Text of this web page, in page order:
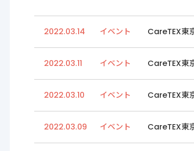
2022.03.14 イベント CareTEX東
2022.03.11 イベント CareTEX東
2022.03.10 イベント CareTEX東
2022.03.09 イベント CareTEX東